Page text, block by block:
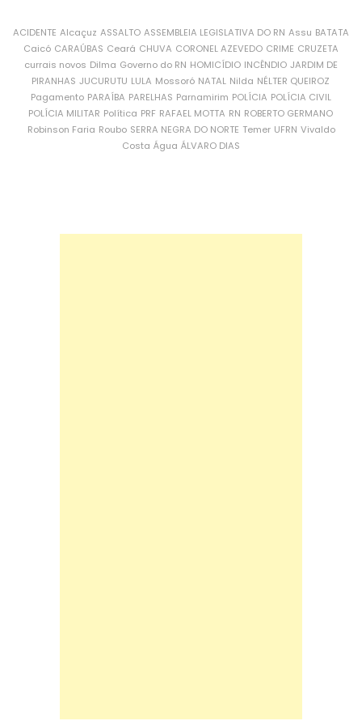
ACIDENTE Alcaçuz ASSALTO ASSEMBLEIA LEGISLATIVA DO RN Assu BATATA
Caicó CARAÚBAS Ceará CHUVA CORONEL AZEVEDO CRIME CRUZETA
currais novos Dilma Governo do RN HOMICÍDIO INCÊNDIO JARDIM DE
PIRANHAS JUCURUTU LULA Mossoró NATAL Nilda NÉLTER QUEIROZ
Pagamento PARAÍBA PARELHAS Parnamirim POLÍCIA POLÍCIA CIVIL
POLÍCIA MILITAR Política PRF RAFAEL MOTTA RN ROBERTO GERMANO
Robinson Faria Roubo SERRA NEGRA DO NORTE Temer UFRN Vivaldo
Costa Água ÁLVARO DIAS